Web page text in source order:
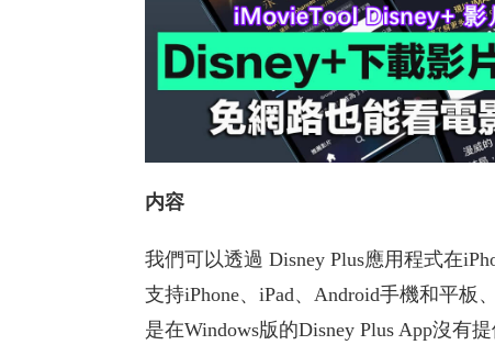
内容
我們可以透過 Disney Plus應用程式在
支持iPhone、iPad、Android手機和平板
是在Windows版的Disney Plus App沒有